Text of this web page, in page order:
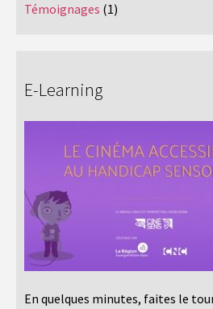
Témoignages (1)
E-Learning
En quelques minutes, faites le